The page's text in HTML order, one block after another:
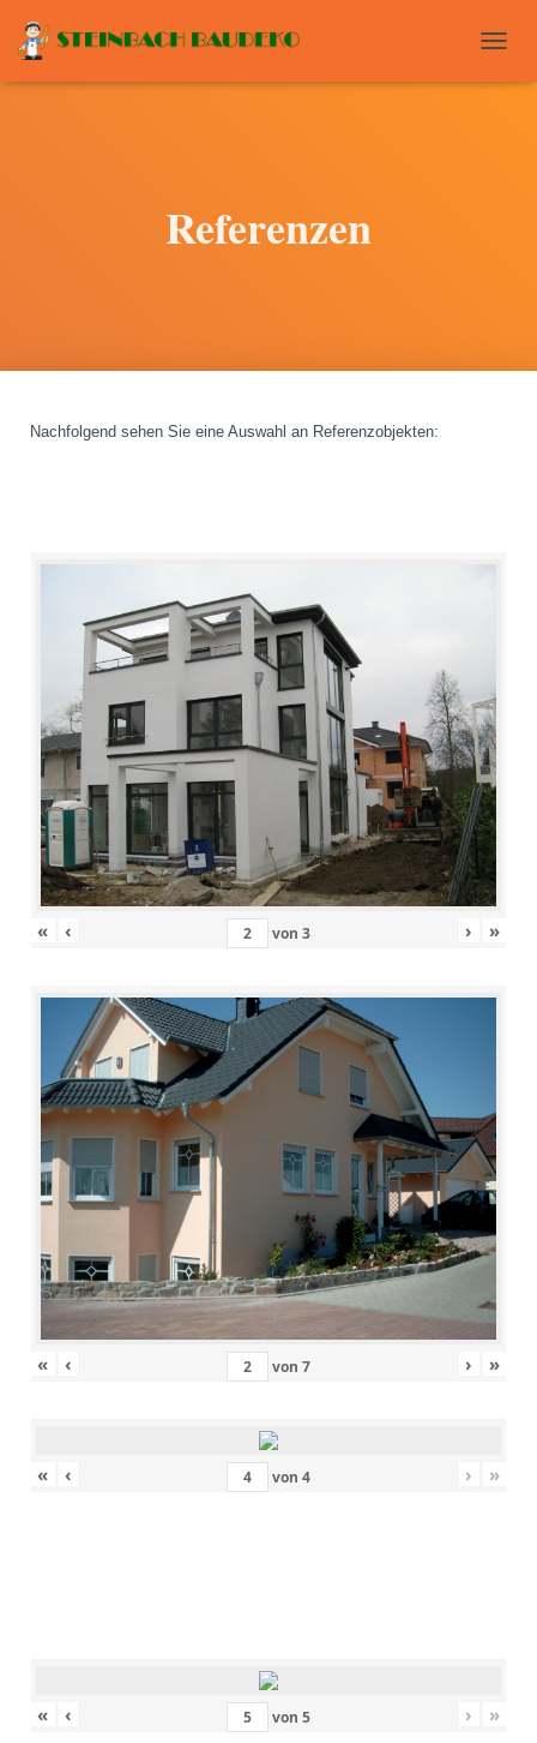
O
Referenzen
Nachfolgend sehen Sie eine Auswahl an Referenzobjekten:
« ‹ von 3 › »
« ‹ von 7 › »
« ‹ von 4 › »
« ‹ von 5 › »